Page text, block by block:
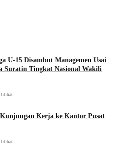
U-15 Disambut Managemen Usai
Suratin Tingkat Nasional Wakili
Kerja ke Kantor Pusat